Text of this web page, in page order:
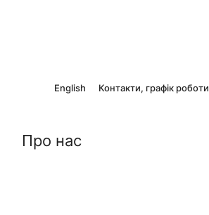
English Контакти, графік роботи
Про нас